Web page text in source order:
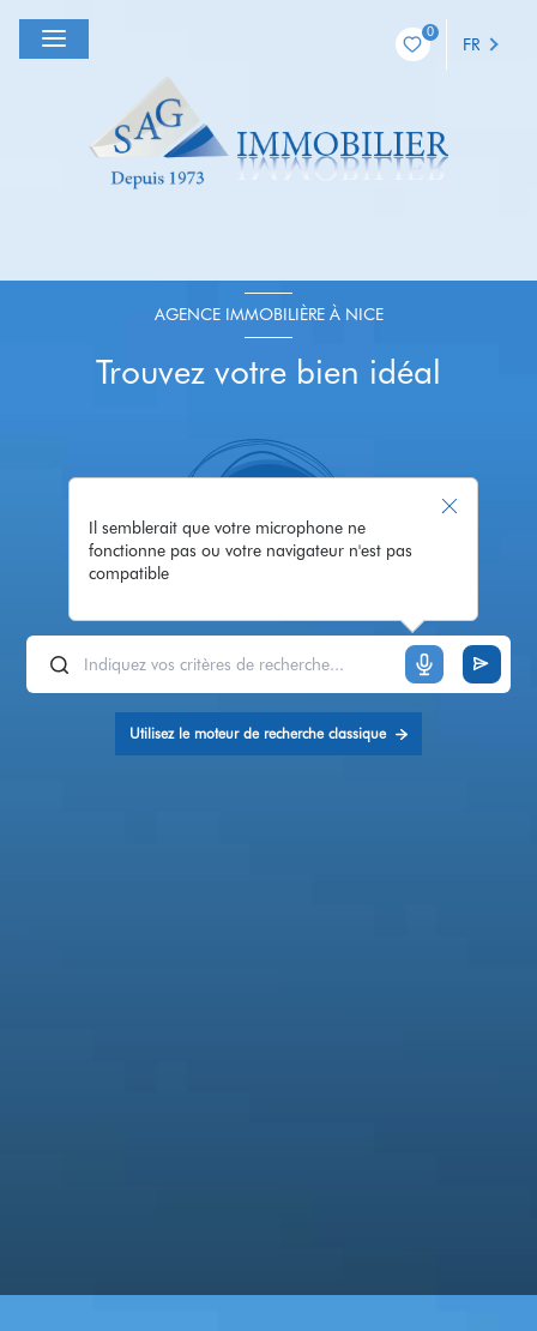
0
FR
AGENCE IMMOBILIÈRE À NICE
Trouvez votre bien idéal
Il semblerait que votre microphone ne
fonctionne pas ou votre navigateur n'est pas
compatible
Utilisez le moteur de recherche classique